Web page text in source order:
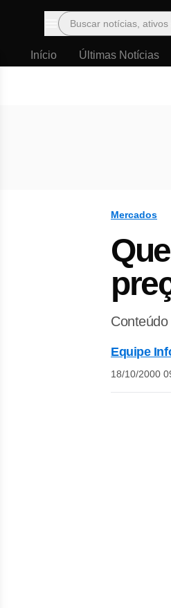
Menu
Buscar notícias,
Início Últimas Notícias
Mercados
Equipe
18/10/2000